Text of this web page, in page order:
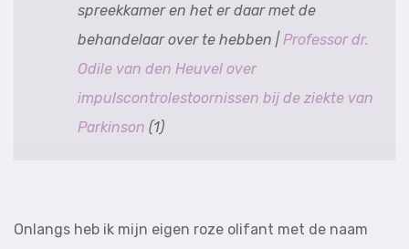
spreekkamer en het er daar met de
behandelaar over te hebben | Professor dr.
Odile van den Heuvel over
impulscontrolestoornissen bij de ziekte van
Parkinson (1)
Onlangs heb ik mijn eigen roze olifant met de naam